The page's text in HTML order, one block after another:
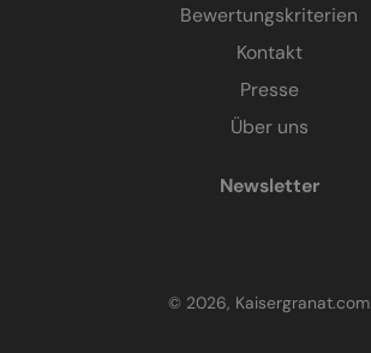
Bewertungskriterien
Kontakt
Presse
Über uns
Newsletter
© 2026, Kaisergranat.com